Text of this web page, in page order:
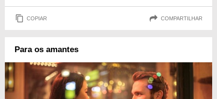
COPIAR COMPARTILHAR
Para os amantes